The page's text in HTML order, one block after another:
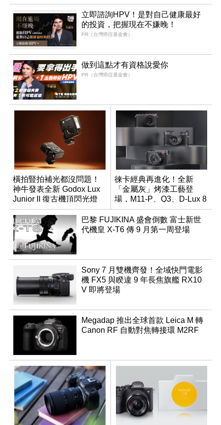
立即諮詢HPV！是對自己健康最好
的投資，把握現在不嫌晚！
PR（台灣癌症基金會）
做到這點才有資格說愛你
PR（台灣癌症基金會）
橫拍豎拍補光都沒問題！
神牛發表全新 Godox Lux
Junior II 復古機頂閃光燈
徠卡經典再進化！全新
「金屬灰」烤漆工藝登
場，M11-P、Q3、D-Lux 8
領銜換裝
巴黎 FUJIKINA 盛會倒數 富士新世
代機皇 X-T6 傳 9 月第一周登場
Sony 7 月雙機齊發！全域快門電影
機 FX5 與睽違 9 年長焦旗艦 RX10
V 即將登場
Megadap 推出全球首款 Leica M 轉
Canon RF 自動對焦轉接環 M2RF